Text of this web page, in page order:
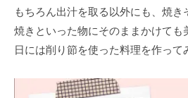
もちろん出汁を取る以外にも、焼き
焼きといった物にそのままかけても
日には削り節を使った料理を作って